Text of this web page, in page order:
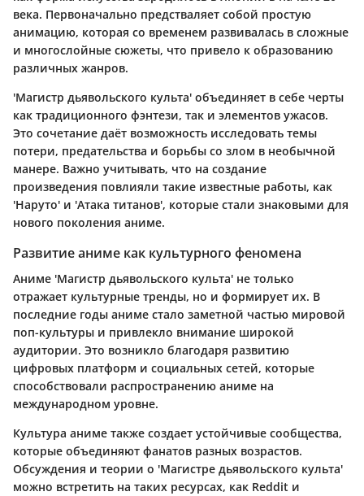
века. Первоначально предстваляет собой простую
анимацию, которая со временем развивалась в сложные
и многослойные сюжеты, что привело к образованию
различных жанров.
'Магистр дьявольского культа' объединяет в себе черты
как традиционного фэнтези, так и элементов ужасов.
Это сочетание даёт возможность исследовать темы
потери, предательства и борьбы со злом в необычной
манере. Важно учитывать, что на создание
произведения повлияли такие известные работы, как
'Наруто' и 'Атака титанов', которые стали знаковыми для
нового поколения аниме.
Развитие аниме как культурного феномена
Аниме 'Магистр дьявольского культа' не только
отражает культурные тренды, но и формирует их. В
последние годы аниме стало заметной частью мировой
поп-культуры и привлекло внимание широкой
аудитории. Это возникло благодаря развитию
цифровых платформ и социальных сетей, которые
способствовали распространению аниме на
международном уровне.
Культура аниме также создает устойчивые сообщества,
которые объединяют фанатов разных возрастов.
Обсуждения и теории о 'Магистре дьявольского культа'
можно встретить на таких ресурсах, как Reddit и